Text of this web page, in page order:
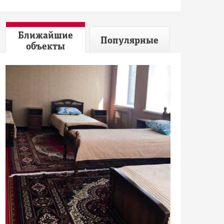
Ближайшие
объекты
Популярные